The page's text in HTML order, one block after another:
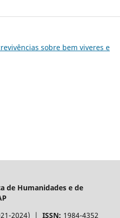
sobre bem viveres e
de Humanidades e de
2024) | ISSN: 1984-4352